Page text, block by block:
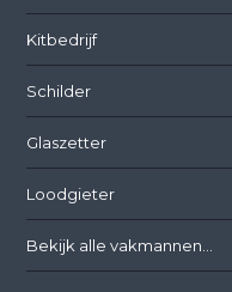
Kitbedrijf
Schilder
Glaszetter
Loodgieter
Bekijk alle vakmannen...